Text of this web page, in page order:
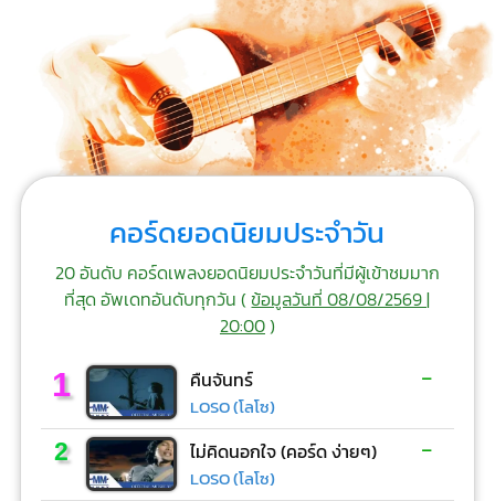
คอร์ดยอดนิยมประจำวัน
20 อันดับ คอร์ดเพลงยอดนิยมประจำวันที่มีผู้เข้าชมมาก
ที่สุด อัพเดทอันดับทุกวัน (ข้อมูลวันที่ 08/08/2569 |
20:00)
1 คืนจันทร์
LOSO (โลโซ)
-
2 ไม่คิดนอกใจ (คอร์ด ง่ายๆ)
LOSO (โลโซ)
-